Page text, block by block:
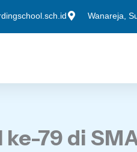
Wanareja,
79 di